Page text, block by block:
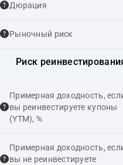
Дюрация
Рыночный риск
Риск
Примерная доходность,
вы реинвестируете купоны
(YTM), %
Примерная доходность,
вы не реинвестируете